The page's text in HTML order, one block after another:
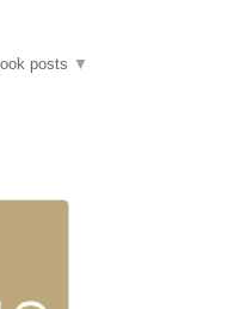
posts ▼